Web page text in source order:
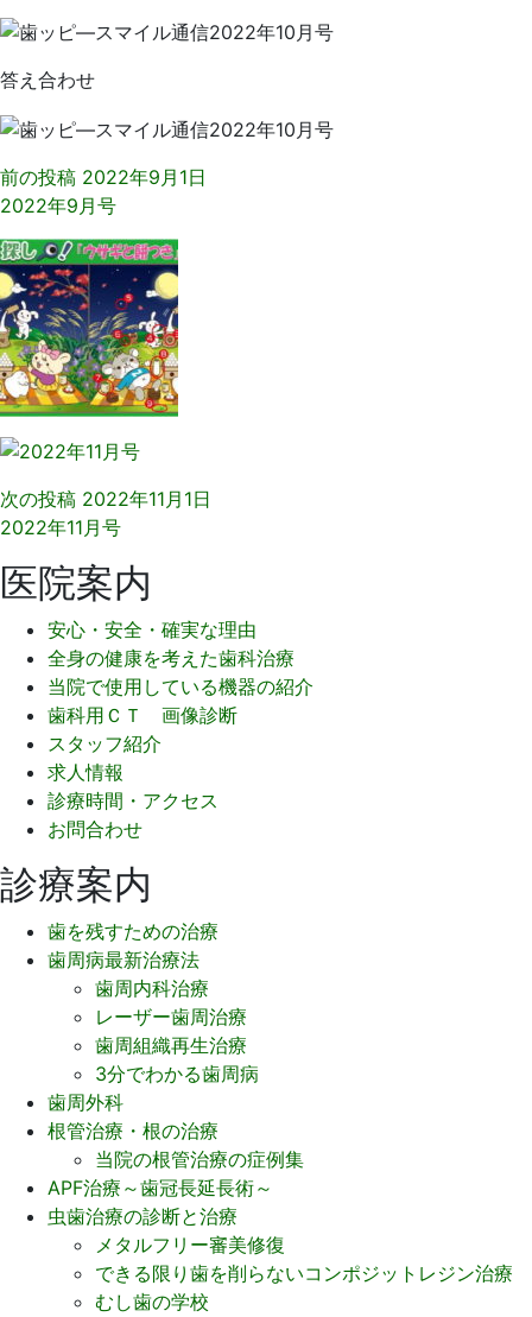
答え合わせ
前の投稿 2022年9月1日
2022年9月号
次の投稿 2022年11月1日
2022年11月号
医院案内
安心・安全・確実な理由
全身の健康を考えた歯科治療
当院で使用している機器の紹介
歯科用ＣＴ 画像診断
スタッフ紹介
求人情報
診療時間・アクセス
お問合わせ
診療案内
歯を残すための治療
歯周病最新治療法
歯周内科治療
レーザー歯周治療
歯周組織再生治療
3分でわかる歯周病
歯周外科
根管治療・根の治療
当院の根管治療の症例集
APF治療～歯冠長延長術～
虫歯治療の診断と治療
メタルフリー審美修復
できる限り歯を削らないコンポジットレジン治療
むし歯の学校